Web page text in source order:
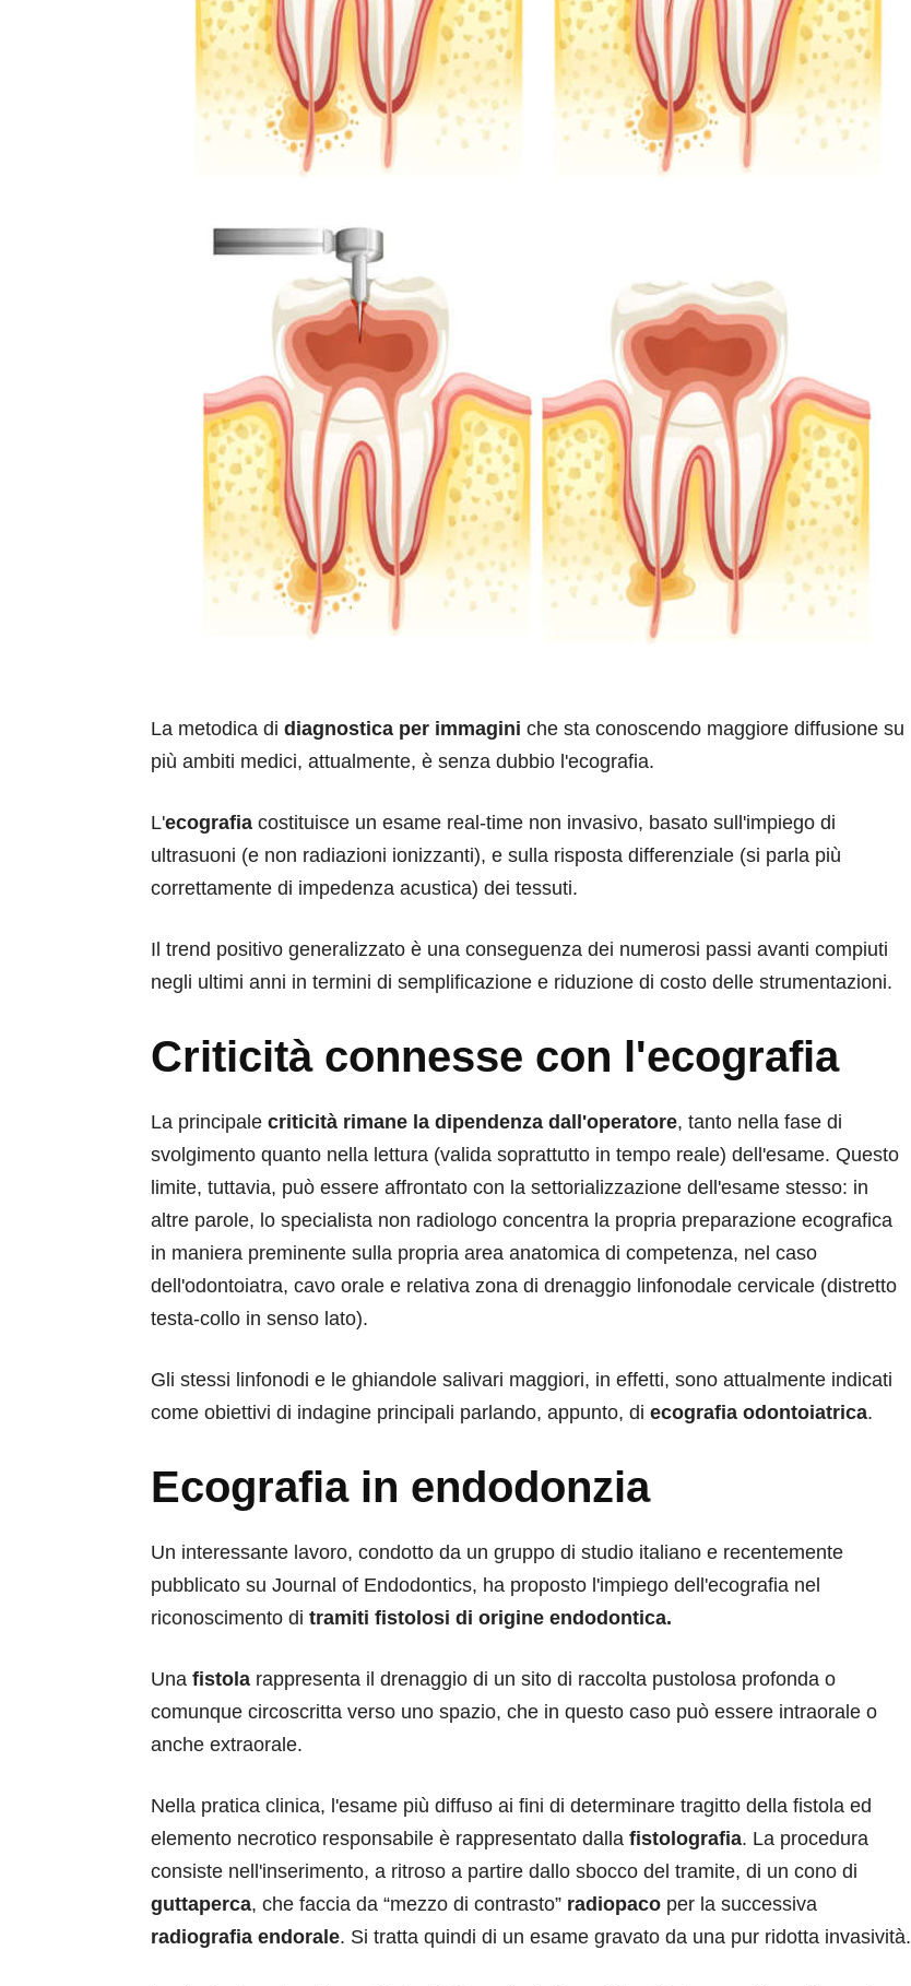
La metodica di diagnostica per immagini che sta conoscendo maggiore diffusione su
più ambiti medici, attualmente, è senza dubbio l'ecografia.
L'ecografia costituisce un esame real-time non invasivo, basato sull'impiego di
ultrasuoni (e non radiazioni ionizzanti), e sulla risposta differenziale (si parla più
correttamente di impedenza acustica) dei tessuti.
Il trend positivo generalizzato è una conseguenza dei numerosi passi avanti compiuti
negli ultimi anni in termini di semplificazione e riduzione di costo delle strumentazioni.
Criticità connesse con l'ecografia
La principale criticità rimane la dipendenza dall'operatore, tanto nella fase di
svolgimento quanto nella lettura (valida soprattutto in tempo reale) dell'esame. Questo
limite, tuttavia, può essere affrontato con la settorializzazione dell'esame stesso: in
altre parole, lo specialista non radiologo concentra la propria preparazione ecografica
in maniera preminente sulla propria area anatomica di competenza, nel caso
dell'odontoiatra, cavo orale e relativa zona di drenaggio linfonodale cervicale (distretto
testa-collo in senso lato).
Gli stessi linfonodi e le ghiandole salivari maggiori, in effetti, sono attualmente indicati
come obiettivi di indagine principali parlando, appunto, di ecografia odontoiatrica.
Ecografia in endodonzia
Un interessante lavoro, condotto da un gruppo di studio italiano e recentemente
pubblicato su Journal of Endodontics, ha proposto l'impiego dell'ecografia nel
riconoscimento di tramiti fistolosi di origine endodontica.
Una fistola rappresenta il drenaggio di un sito di raccolta pustolosa profonda o
comunque circoscritta verso uno spazio, che in questo caso può essere intraorale o
anche extraorale.
Nella pratica clinica, l'esame più diffuso ai fini di determinare tragitto della fistola ed
elemento necrotico responsabile è rappresentato dalla fistolografia. La procedura
consiste nell'inserimento, a ritroso a partire dallo sbocco del tramite, di un cono di
guttaperca, che faccia da “mezzo di contrasto” radiopaco per la successiva
radiografia endorale. Si tratta quindi di un esame gravato da una pur ridotta invasività.